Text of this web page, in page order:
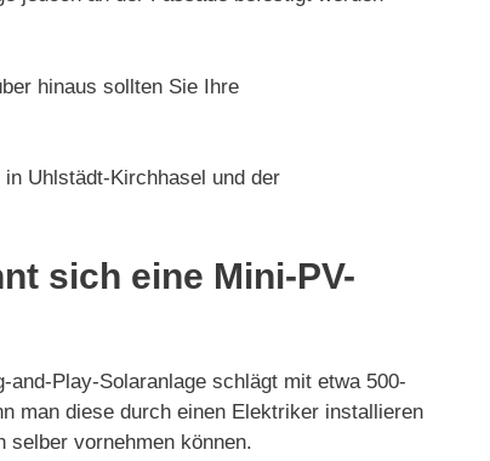
hinaus sollten Sie Ihre
Uhlstädt-Kirchhasel und der
sich eine Mini-PV-
Play-Solaranlage schlägt mit etwa 500-
man diese durch einen Elektriker installieren
vornehmen können.